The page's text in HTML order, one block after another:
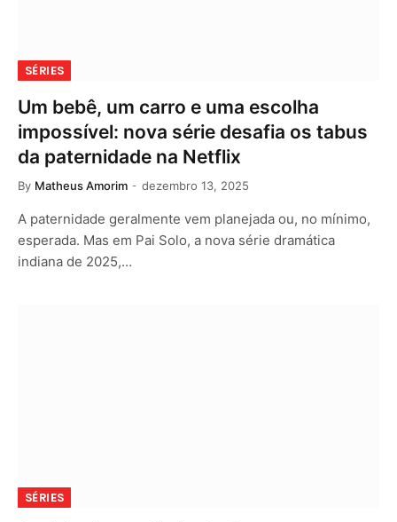
SÉRIES
Um bebê, um carro e uma escolha
impossível: nova série desafia os tabus
da paternidade na Netflix
By Matheus Amorim dezembro 13, 2025
A paternidade geralmente vem planejada ou, no mínimo,
esperada. Mas em Pai Solo, a nova série dramática
indiana de 2025,…
SÉRIES